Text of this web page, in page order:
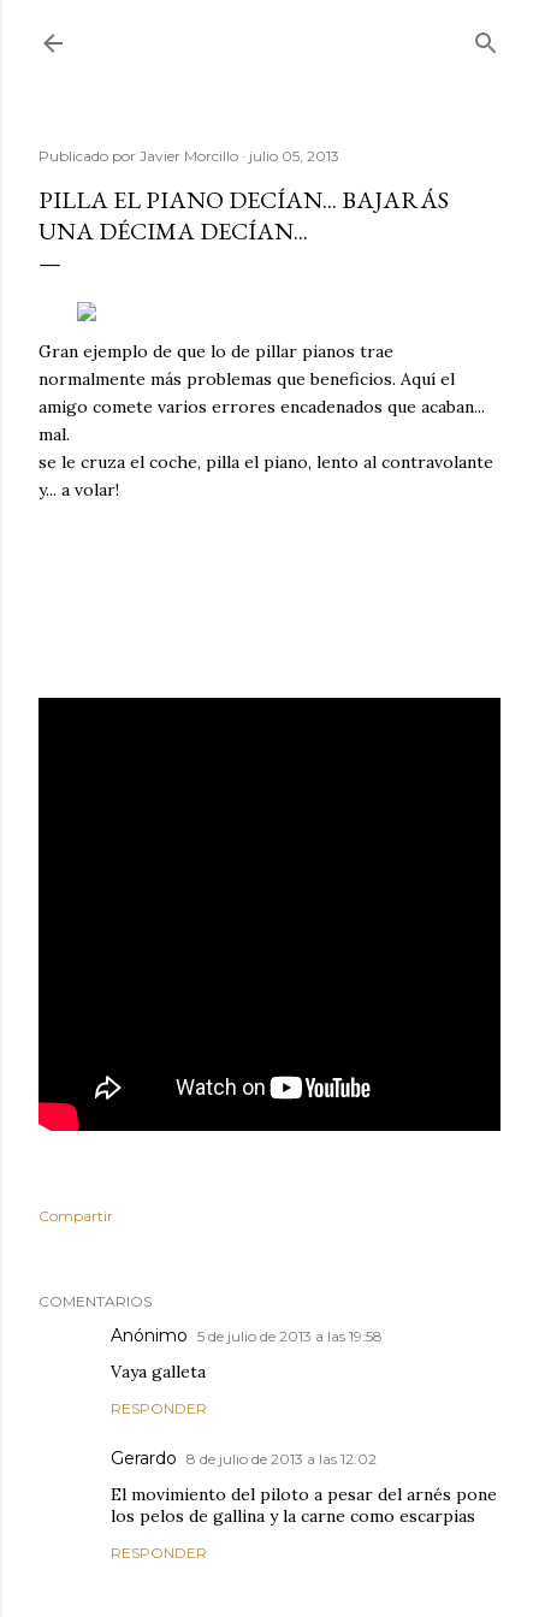
Publicado por Javier Morcillo julio 05, 2013
PILLA EL PIANO DECÍAN... BAJARÁS
UNA DÉCIMA DECÍAN...
Gran ejemplo de que lo de pillar pianos trae
normalmente más problemas que beneficios. Aquí el
amigo comete varios errores encadenados que acaban...
mal.
se le cruza el coche, pilla el piano, lento al contravolante
y... a volar!
Compartir
COMENTARIOS
Anónimo 5 de julio de 2013 a las 19:58
Vaya galleta
RESPONDER
Gerardo 8 de julio de 2013 a las 12:02
El movimiento del piloto a pesar del arnés pone
los pelos de gallina y la carne como escarpias
RESPONDER